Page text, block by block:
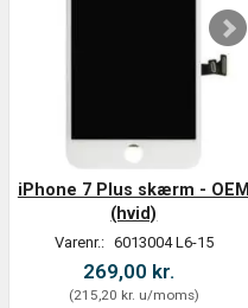
iPhone 7 Plus skærm - OEM
(hvid)
Varenr.: 6013004 L6-15
269,00 kr.
(215,20 kr. u/moms)